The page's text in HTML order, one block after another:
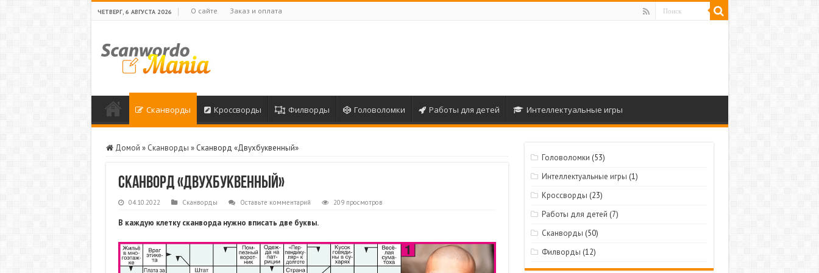
ЧЕТВЕРГ, 6 АВГУСТА 2026 О сайте Заказ и оплата
Сканворды Кроссворды Филворды Головоломки Работы для детей Интеллектуальные игры
Домой » Сканворды » Сканворд «Двухбуквенный»
Сканворд «Двухбуквенный»
04.10.2022 Сканворды Оставьте комментарий 209 просмотров
В каждую клетку сканворда нужно вписать две буквы.
Головоломки (53)
Интеллектуальные игры (1)
Кроссворды (23)
Работы для детей (7)
Сканворды (50)
Филворды (12)